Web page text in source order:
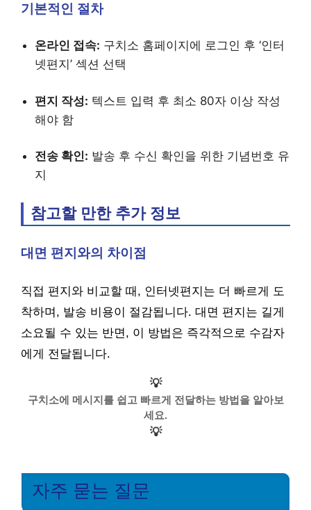
기본적인 절차
온라인 접속: 구치소 홈페이지에 로그인 후 ‘인터
넷편지’ 섹션 선택
편지 작성: 텍스트 입력 후 최소 80자 이상 작성
해야 함
전송 확인: 발송 후 수신 확인을 위한 기념번호 유
지
참고할 만한 추가 정보
대면 편지와의 차이점
직접 편지와 비교할 때, 인터넷편지는 더 빠르게 도
착하며, 발송 비용이 절감됩니다. 대면 편지는 길게
소요될 수 있는 반면, 이 방법은 즉각적으로 수감자
에게 전달됩니다.
💡
구치소에 메시지를 쉽고 빠르게 전달하는 방법을 알아보
세요.
💡
자주 묻는 질문